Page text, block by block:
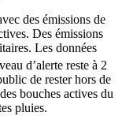
des émissions de
Des émissions
Les données
d’alerte reste à 2
de rester hors de
bouches actives du
pluies.